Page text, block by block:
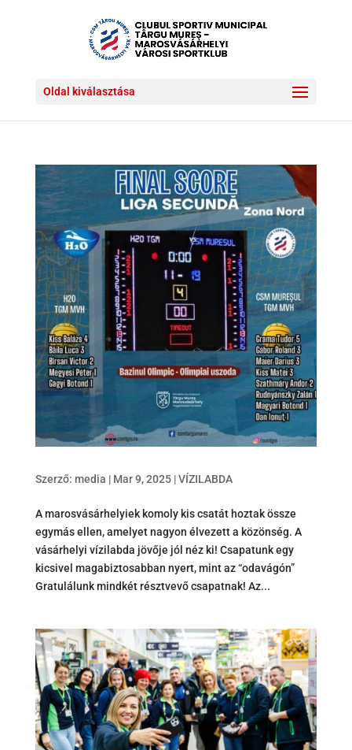
Oldal kiválasztása
Szerző: media | Mar 9, 2025|VÍZILABDA
A marosvásárhelyiek komoly kis csatát hoztak össze
egymás ellen, amelyet nagyon élvezett a közönség. A
vásárhelyi vízilabda jövője jól néz ki! Csapatunk egy
kicsivel magabiztosabban nyert, mint az “odavágón”
Gratulálunk mindkét résztvevő csapatnak! Az...